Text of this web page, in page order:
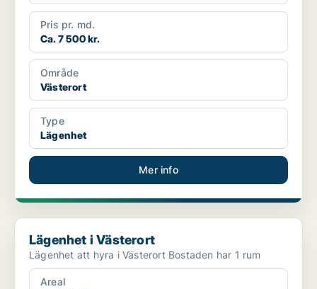
Pris pr. md.
Ca. 7 500 kr.
Område
Västerort
Type
Lägenhet
Mer info
Lägenhet i Västerort
Lägenhet i Västerort
Lägenhet att hyra i Västerort Bostaden har 1 rum
Areal